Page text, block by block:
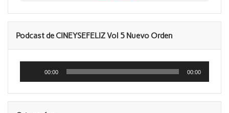
Podcast de CINEYSEFELIZ Vol 5 Nuevo Orden
Reproductor
00:00 00:00